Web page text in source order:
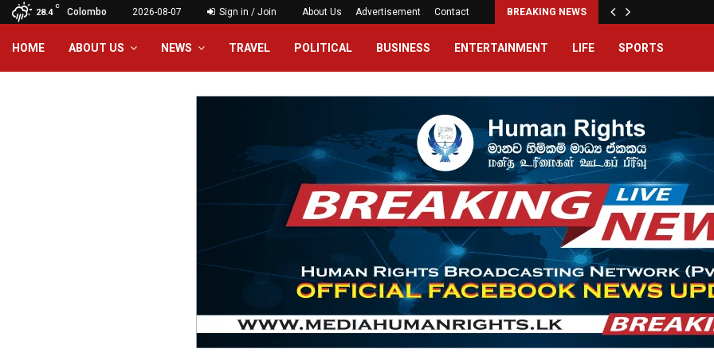
28.4
C
Colombo 2026-08-07 Sign in / Join About Us Advertisement Contact BREAKING NEWS
HOME ABOUT US NEWS TRAVEL POLITICAL BUSINESS ENTERTAINMENT LIFE SPORTS